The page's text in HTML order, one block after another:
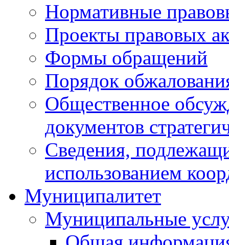
Нормативные
Проекты правовых
Формы обращений
Порядок
Общественное
документов
Сведения,
использованием
Муниципалитет
Муниципальные